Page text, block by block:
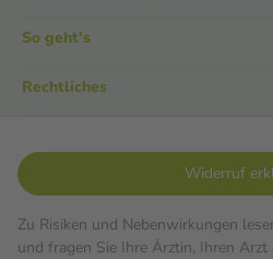
So geht's
Rechtliches
Widerruf
Zu Risiken und Nebenwirkungen
und fragen Sie Ihre Ärztin, Ihren